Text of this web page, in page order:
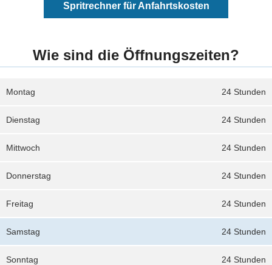
Spritrechner für Anfahrtskosten
Wie sind die Öffnungszeiten?
24 Stunden
Montag
24 Stunden
Dienstag
24 Stunden
Mittwoch
24 Stunden
Donnerstag
24 Stunden
Freitag
24 Stunden
Samstag
24 Stunden
Sonntag